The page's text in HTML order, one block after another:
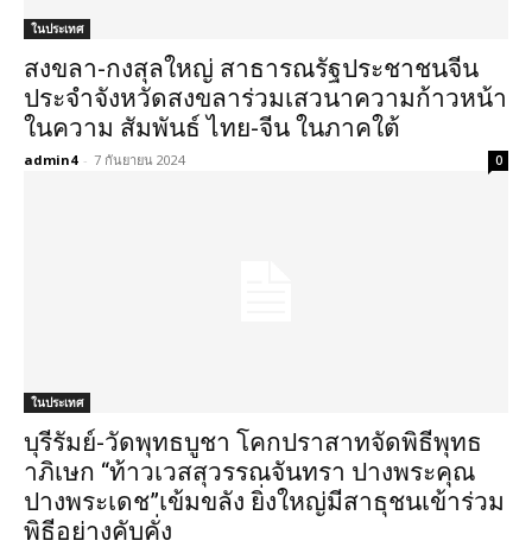
ในประเทศ
สงขลา-กงสุลใหญ่ สาธารณรัฐประชาชนจีน
ประจำจังหวัดสงขลาร่วมเสวนาความก้าวหน้า
ในความ สัมพันธ์ ไทย-จีน ในภาคใต้
admin4 - 7 กันยายน 2024 0
ในประเทศ
บุรีรัมย์-วัดพุทธบูชา โคกปราสาทจัดพิธีพุทธ
าภิเษก “ท้าวเวสสุวรรณจันทรา ปางพระคุณ
ปางพระเดช”เข้มขลัง ยิ่งใหญ่มีสาธุชนเข้าร่วม
พิธีอย่างคับคั่ง